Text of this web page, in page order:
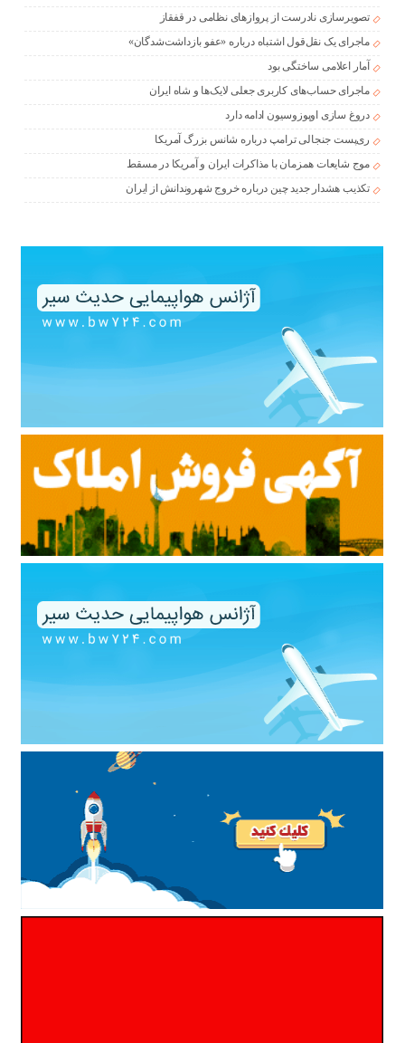
تصویرسازی نادرست از پروازهای نظامی در قفقاز
ماجرای یک نقل‌قول اشتباه درباره «عفو بازداشت‌شدگان»
آمار اعلامی ساختگی بود
ماجرای حساب‌های کاربری جعلی لایک‌ها و شاه ایران
دروغ سازی اوپوزوسیون ادامه دارد
ری‌پست جنجالی ترامپ درباره شانس بزرگ آمریکا
موج شایعات همزمان با مذاکرات ایران و آمریکا در مسقط
تکذیب هشدار جدید چین درباره خروج شهروندانش از ایران